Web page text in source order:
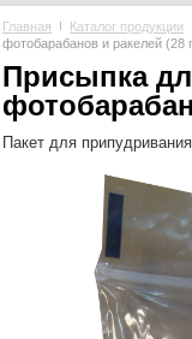
Главная
Каталог продукции
фотобарабанов и ракелей (28
Присыпка
Пакет для